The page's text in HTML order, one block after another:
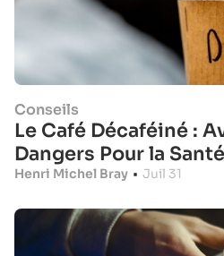
Conseils
Le Café Décaféiné :
Dangers Pour la Santé
Henri Michel Bray • Juil 31